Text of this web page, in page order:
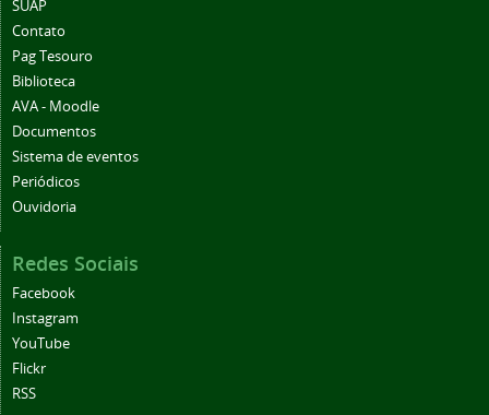
Contato
Pag Tesouro
Biblioteca
AVA - Moodle
Documentos
Sistema de eventos
Periódicos
Ouvidoria
Facebook
Instagram
YouTube
Flickr
RSS